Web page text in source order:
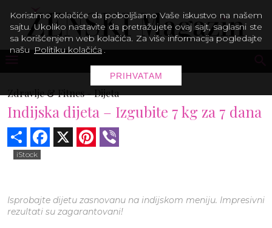
Zdravlje & Fitnes -Dijeta
Indijska dijeta – Izgubite 7 kg za 7 dana
Share Facebook Pinterest
iStock
Isprobajte dijetu zasnovanu na indijskom meniju. Impresivni
rezultati su zagarantovani!
Koristimo kolačiće da poboljšamo Vaše iskustvo na našem
sajtu. Ukoliko nastavite da pretražujete ovaj sajt, saglasni ste
sa korišćenjem web kolačića. Za više informacija pogledajte
našu Politiku kolačića .
PRIHVATAM